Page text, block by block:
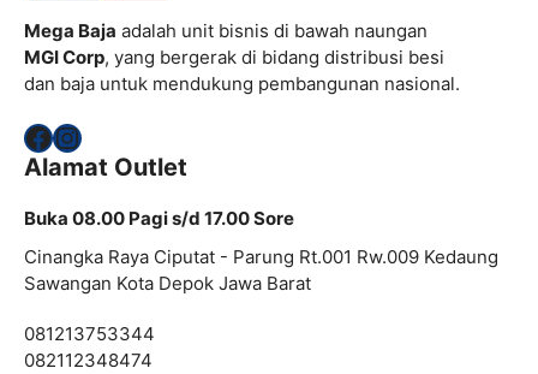
Mega Baja adalah unit bisnis di bawah naungan
MGI Corp, yang bergerak di bidang distribusi besi
dan baja untuk mendukung pembangunan nasional.
Facebook
Instagram
Alamat Outlet
Buka 08.00 Pagi s/d 17.00 Sore
Cinangka Raya Ciputat - Parung Rt.001 Rw.009 Kedaung
Sawangan Kota Depok Jawa Barat
081213753344
082112348474